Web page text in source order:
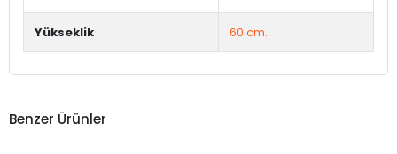
Yükseklik 60 cm.
Benzer Ürünler